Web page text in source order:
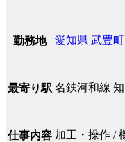
勤務地 愛知県 武豊町
最寄り駅 名鉄河和線
仕事内容 加工・操作 /